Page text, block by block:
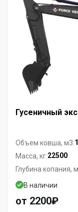
Гусеничный
Объем ковша, м3:
Масса, кг:22500
Глубина копания,
В наличии
от 2200₽